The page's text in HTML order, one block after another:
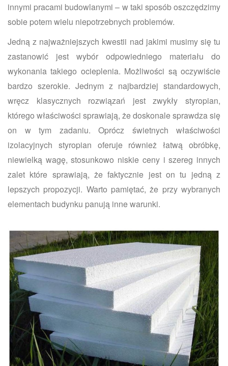
innymi pracami budowlanymi – w taki sposób oszczędzimy
sobie potem wielu niepotrzebnych problemów.
Jedną z najważniejszych kwestii nad jakimi musimy się tu
zastanowić jest wybór odpowiedniego materiału do
wykonania takiego ocieplenia. Możliwości są oczywiście
bardzo szerokie. Jednym z najbardziej standardowych,
wręcz klasycznych rozwiązań jest zwykły styropian,
którego właściwości sprawiają, że doskonale sprawdza się
on w tym zadaniu. Oprócz świetnych właściwości
izolacyjnych styropian oferuje również łatwą obróbkę,
niewielką wagę, stosunkowo niskie ceny i szereg innych
zalet które sprawiają, że faktycznie jest on tu jedną z
lepszych propozycji. Warto pamiętać, że przy wybranych
elementach budynku panują inne warunki.